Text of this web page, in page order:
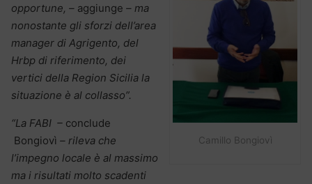
Camillo Bongiovì
opportune, – aggiunge – ma
nonostante gli sforzi dell’area
manager di Agrigento, del
Hrbp di riferimento, dei
vertici della Region Sicilia la
situazione è al collasso”.
“La FABI – conclude
Bongiovì – rileva che
l’impegno locale è al massimo
ma i risultati molto scadenti